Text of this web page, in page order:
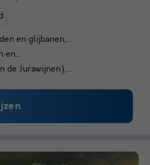
en glijbanen,…
en…
de Jurawijnen),…